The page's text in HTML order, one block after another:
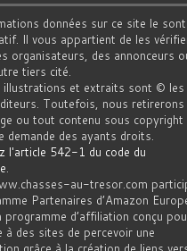
données sur ce site le
Il vous appartient de les
organisateurs, des annonceurs
tiers cité.
illustrations et extraits sont © les
Toutefois, nous retirerons
ou tout contenu sous copyright
demande des ayants droits.
l'article 542-1 du code du
.
au-tresor.com
Partenaires d’Amazon
programme d’affiliation conçu
à des sites de percevoir une